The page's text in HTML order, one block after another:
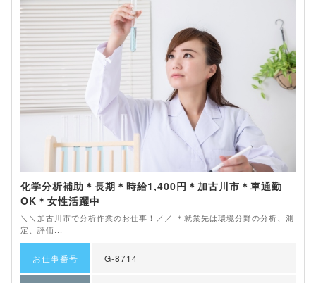
化学分析補助＊長期＊時給1,400円＊加古川市＊車通勤
OK＊女性活躍中
＼＼加古川市で分析作業のお仕事！／／ ＊就業先は環境分野の分析、測
定、評価...
お仕事番号 G-8714